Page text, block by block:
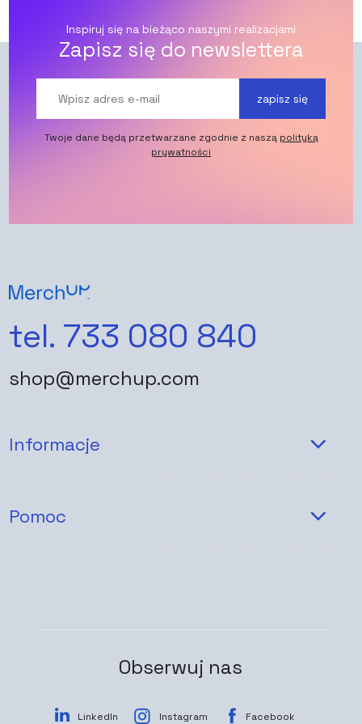
Inspiruj się na bieżąco naszymi realizacjami
Zapisz się do newslettera
zapisz się
Twoje dane będą przetwarzane zgodnie z naszą polityką
prywatności
tel. 733 080 840
shop@merchup.com
Informacje
Pomoc
Obserwuj nas
LinkedIn Instagram Facebook